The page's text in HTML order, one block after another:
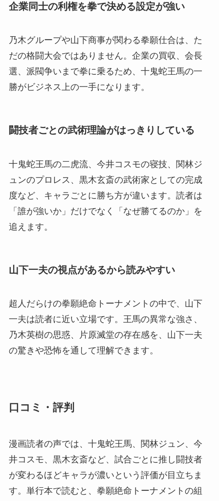
企業同士の利権を拳で決める設定が強い
乃木グループや山下商事が関わる拳願仕合は、た
だの格闘大会ではありません。企業の買収、会長
選、派閥争いまで拳に乗るため、十鬼蛇王馬の一
勝がビジネス上の一手になります。
闘技者ごとの武術理論がはっきりしている
十鬼蛇王馬の二虎流、今井コスモの寝技、関林ジ
ュンのプロレス、黒木玄斎の武術家としての完成
度など、キャラごとに勝ち方が違います。読者は
「誰が強いか」だけでなく「なぜ勝てるのか」を
追えます。
山下一夫の視点があるから読みやすい
超人だらけの拳願絶命トーナメントの中で、山下
一夫は読者に近い立場です。王馬の異常な強さ、
乃木英樹の思惑、片原滅堂の存在感を、山下一夫
の驚きや恐怖を通して理解できます。
口コミ・評判
漫画読者の声では、十鬼蛇王馬、関林ジュン、今
井コスモ、黒木玄斎など、試合ごとに推し闘技者
が変わるほどキャラが濃いという評価が目立ちま
す。単行本で読むと、拳願絶命トーナメントの組